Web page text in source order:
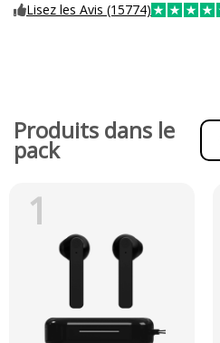
Lisez les Avis (15774)
Produits dans le
pack
1